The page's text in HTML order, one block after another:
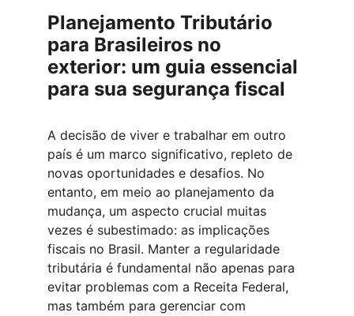
Planejamento Tributário
para Brasileiros no
exterior: um guia essencial
para sua segurança fiscal
A decisão de viver e trabalhar em outro
país é um marco significativo, repleto de
novas oportunidades e desafios. No
entanto, em meio ao planejamento da
mudança, um aspecto crucial muitas
vezes é subestimado: as implicações
fiscais no Brasil. Manter a regularidade
tributária é fundamental não apenas para
evitar problemas com a Receita Federal,
mas também para gerenciar com